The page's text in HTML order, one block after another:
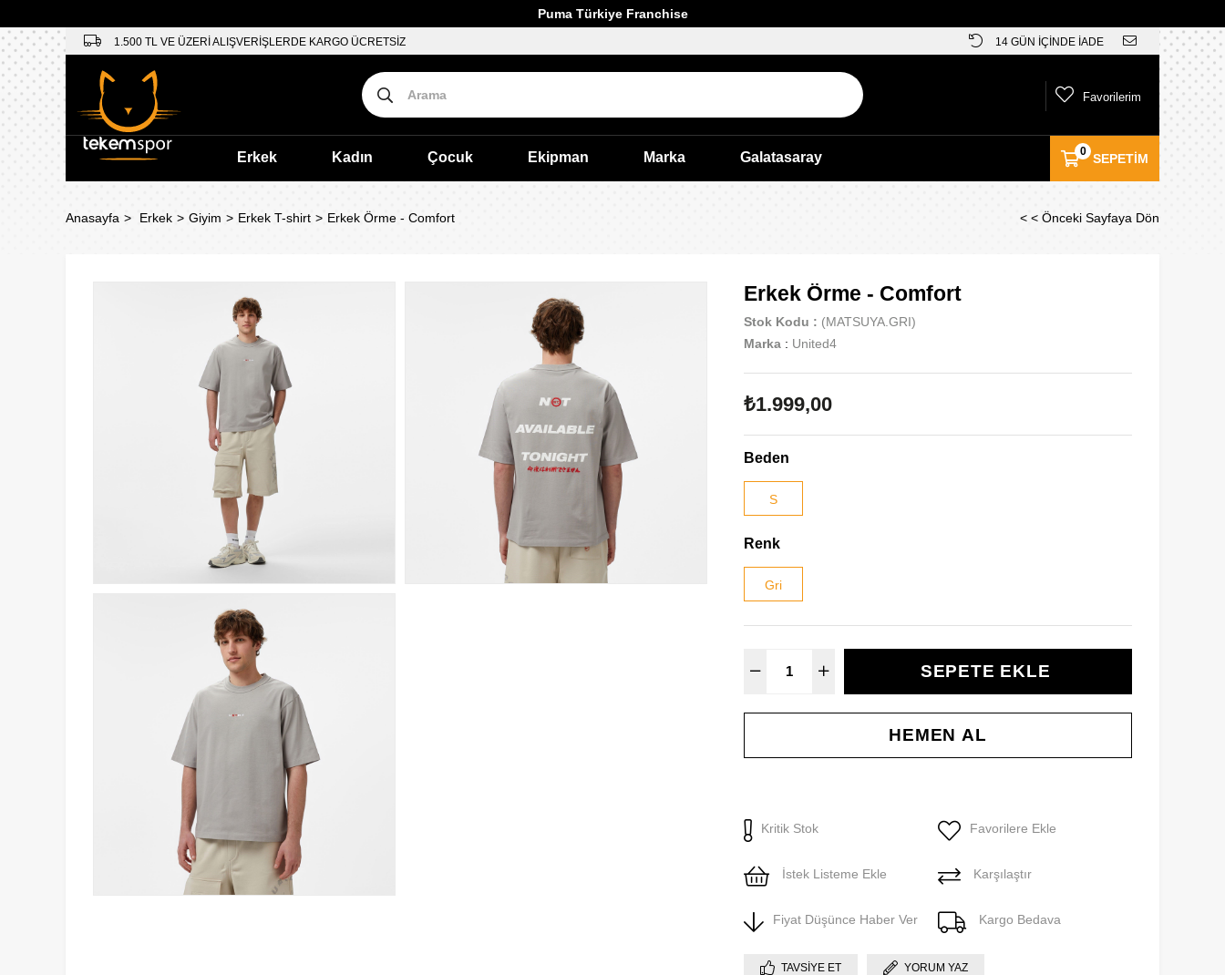
Puma Türkiye Franchise
1.500 TL VE ÜZERİ ALIŞVERİŞLERDE KARGO ÜCRETSİZ 14 GÜN İÇİNDE İADE
SEPETIM
0
Favorilerim
Erkek Kadın Çocuk Ekipman Marka Galatasaray
Anasayfa Erkek Giyim Erkek T-shirt Erkek Örme - Comfort < < Önceki Sayfaya Dön
Erkek Örme - Comfort
Stok Kodu
(MATSUYA.GRI)
Marka : United4
₺1.999,00
Beden
S
Renk
Gri
Kritik Stok Favorilere Ekle
İstek Listeme Ekle Karşılaştır
Fiyat Düşünce Haber Ver Kargo Bedava
TAVSIYE ET YORUM YAZ